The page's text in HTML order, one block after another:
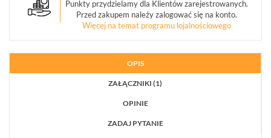
MANIPULATORY
Punkty przydzielamy dla Klientów zarejestrowanych.
Przed zakupem należy zalogować się na konto.
Więcej na temat programu lojalnościowego
OPIS
ZAŁĄCZNIKI (1)
OPINIE
ZADAJ PYTANIE